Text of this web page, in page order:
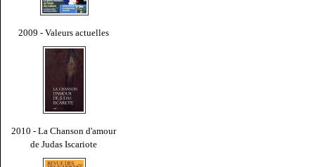
2009 - Valeurs actuelles
2010 - La Chanson d'amour
de Judas Iscariote